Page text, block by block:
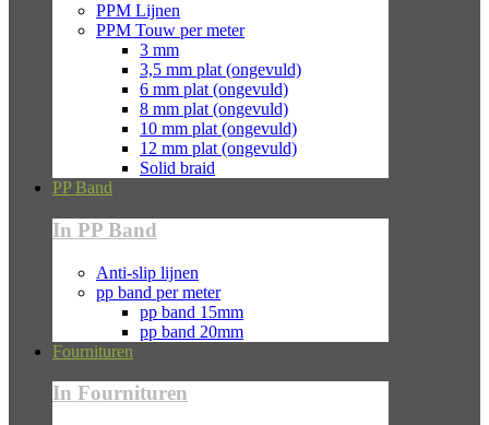
PPM Lijnen
PPM Touw per meter
3 mm
3,5 mm plat (ongevuld)
6 mm plat (ongevuld)
8 mm plat (ongevuld)
10 mm plat (ongevuld)
12 mm plat (ongevuld)
Solid braid
PP Band
In PP Band
Anti-slip lijnen
pp band per meter
pp band 15mm
pp band 20mm
Fournituren
In Fournituren